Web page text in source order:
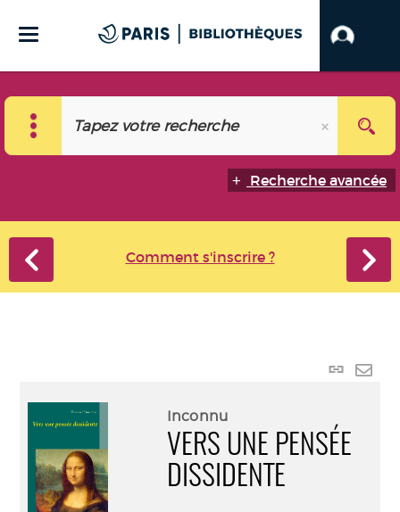
Recherche avancée
Comment s'inscrire ?
Lien
Inconnu
VERS UNE PENSÉE
DISSIDENTE